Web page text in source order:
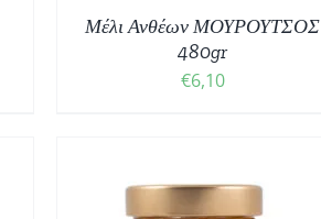
Μέλι Ανθέων ΜΟΥΡΟΥΤΣΟΣ
480gr
€6,10